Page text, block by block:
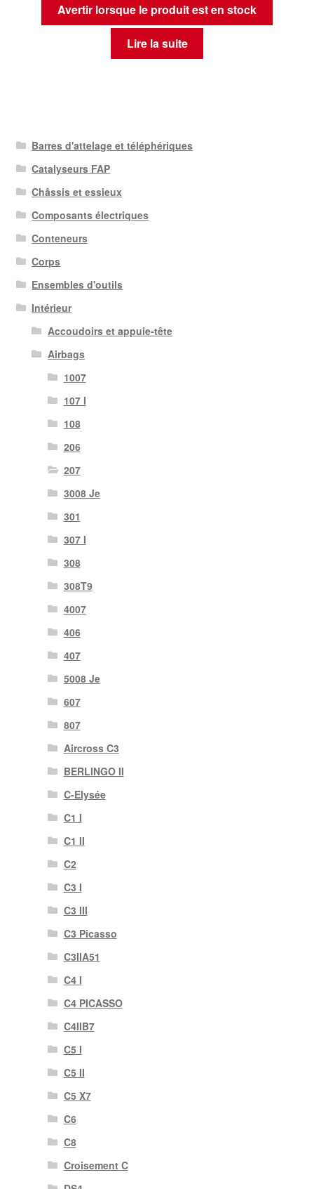
Avertir lorsque le produit est en stock
Lire la suite
Barres d'attelage et téléphériques
Catalyseurs FAP
Châssis et essieux
Composants électriques
Conteneurs
Corps
Ensembles d'outils
Intérieur
Accoudoirs et appuie-tête
Airbags
1007
107 I
108
206
207
3008 Je
301
307 I
308
308T9
4007
406
407
5008 Je
607
807
Aircross C3
BERLINGO II
C-Elysée
C1 I
C1 II
C2
C3 I
C3 III
C3 Picasso
C3IIA51
C4 I
C4 PICASSO
C4IIB7
C5 I
C5 II
C5 X7
C6
C8
Croisement C